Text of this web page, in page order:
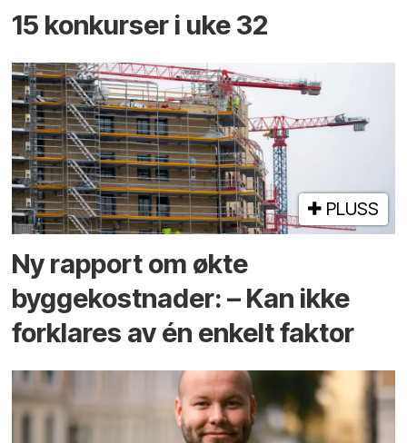
15 konkurser i uke 32
PLUSS
Ny rapport om økte
byggekostnader: – Kan ikke
forklares av én enkelt faktor